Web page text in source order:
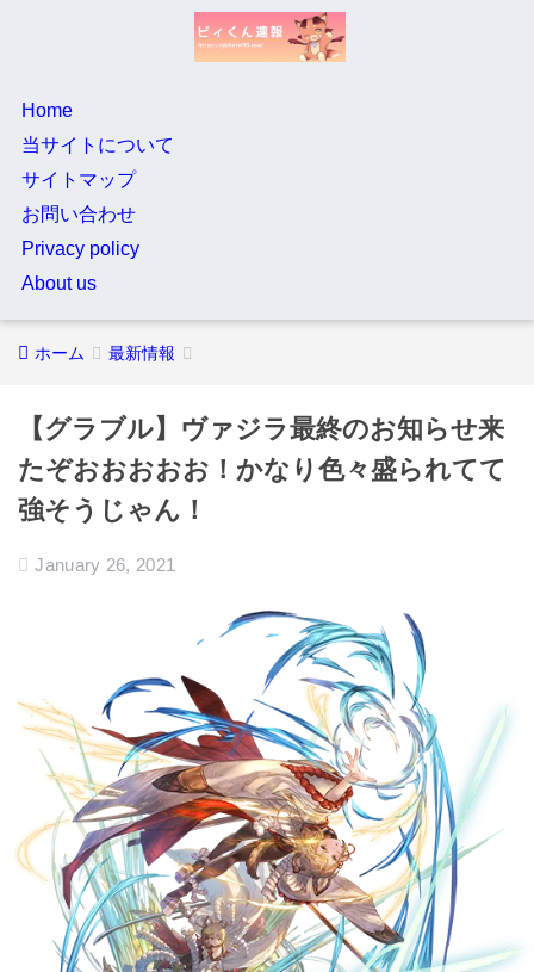
Home
当サイトについて
サイトマップ
お問い合わせ
Privacy policy
About us
ホーム 最新情報
【グラブル】ヴァジラ最終のお知らせ来
たぞおおおおお！かなり色々盛られてて
強そうじゃん！
January 26, 2021